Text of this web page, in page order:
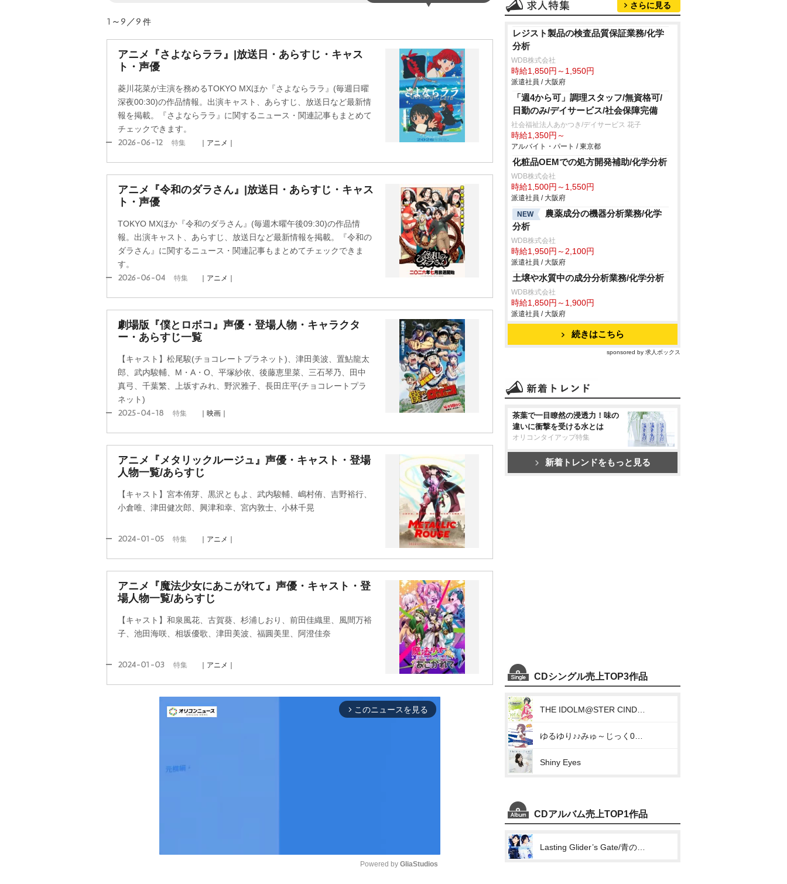
1～9／9 件
アニメ『さよならララ』|放送日・あらすじ・キャス
ト・声優
菱川花菜が主演を務めるTOKYO MXほか『さよならララ』(毎週日曜
深夜00:30)の作品情報。出演キャスト、あらすじ、放送日など最新情
報を掲載。『さよならララ』に関するニュース・関連記事もまとめて
チェックできます。
2026-06-12 特集 ｜アニメ｜
アニメ『令和のダラさん』|放送日・あらすじ・キャス
ト・声優
TOKYO MXほか『令和のダラさん』(毎週木曜午後09:30)の作品情
報。出演キャスト、あらすじ、放送日など最新情報を掲載。『令和の
ダラさん』に関するニュース・関連記事もまとめてチェックできま
す。
2026-06-04 特集 ｜アニメ｜
劇場版『僕とロボコ』声優・登場人物・キャラクタ
ー・あらすじ一覧
【キャスト】松尾駿(チョコレートプラネット)、津田美波、置鮎龍太
郎、武内駿輔、M・A・O、平塚紗依、後藤恵里菜、三石琴乃、田中
真弓、千葉繁、上坂すみれ、野沢雅子、長田庄平(チョコレートプラ
ネット)
2025-04-18 特集 ｜映画｜
アニメ『メタリックルージュ』声優・キャスト・登場
人物一覧/あらすじ
【キャスト】宮本侑芽、黒沢ともよ、武内駿輔、嶋村侑、吉野裕行、
小倉唯、津田健次郎、興津和幸、宮内敦士、小林千晃
2024-01-05 特集 ｜アニメ｜
アニメ『魔法少女にあこがれて』声優・キャスト・登
場人物一覧/あらすじ
【キャスト】和泉風花、古賀葵、杉浦しおり、前田佳織里、風間万裕
子、池田海咲、相坂優歌、津田美波、福圓美里、阿澄佳奈
2024-01-03 特集 ｜アニメ｜
arrow_forward_ios このニュースを見る
Powered by GliaStudios
さらに見る
レジスト製品の検査品質保証業務/化学
分析
WDB株式会社
時給1,850円～1,950円
派遣社員 / 大阪府
「週4から可」調理スタッフ/無資格可/
日勤のみ/デイサービス/社会保障完備
社会福祉法人あかつき/デイサービス 花子
時給1,350円～
アルバイト・パート / 東京都
化粧品OEMでの処方開発補助/化学分析
WDB株式会社
時給1,500円～1,550円
派遣社員 / 大阪府
NEW
農薬成分の機器分析業務/化学
分析
WDB株式会社
時給1,950円～2,100円
派遣社員 / 大阪府
土壌や水質中の成分分析業務/化学分析
WDB株式会社
時給1,850円～1,900円
派遣社員 / 大阪府
続きはこちら
sponsored by 求人ボックス
茶葉で一目瞭然の浸透力！味の
違いに衝撃を受ける水とは
オリコンタイアップ特集
新着トレンドをもっと見る
CDシングル売上TOP3作品
Shiny Eyes
CDアルバム売上TOP1作品